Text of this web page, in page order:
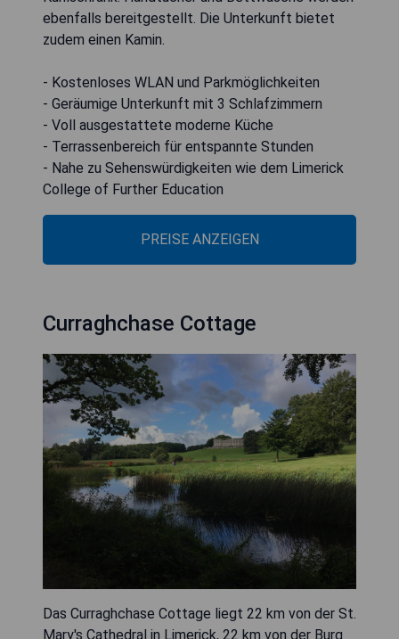
ebenfalls bereitgestellt. Die Unterkunft bietet
zudem einen Kamin.
- Kostenloses WLAN und Parkmöglichkeiten
- Geräumige Unterkunft mit 3 Schlafzimmern
- Voll ausgestattete moderne Küche
- Terrassenbereich für entspannte Stunden
- Nahe zu Sehenswürdigkeiten wie dem Limerick
College of Further Education
PREISE ANZEIGEN
Curraghchase Cottage
Das Curraghchase Cottage liegt 22 km von der St.
Mary's Cathedral in Limerick, 22 km von der Burg